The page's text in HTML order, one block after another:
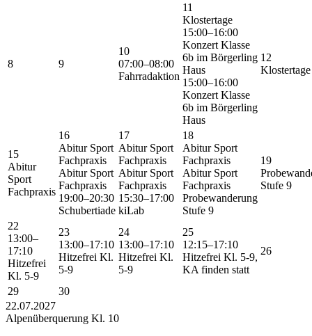
8 9
10
07:00–08:00
Fahrradaktion
11
Klostertage
15:00–16:00
Konzert Klasse
6b im Börgerling
Haus
15:00–16:00
Konzert Klasse
6b im Börgerling
Haus
12
Klostertage
15
Abitur
Sport
Fachpraxis
16
Abitur Sport
Fachpraxis
Abitur Sport
Fachpraxis
19:00–20:30
Schubertiade
17
Abitur Sport
Fachpraxis
Abitur Sport
Fachpraxis
15:30–17:00
kiLab
18
Abitur Sport
Fachpraxis
Abitur Sport
Fachpraxis
Probewanderung
Stufe 9
19
Stufe 9
22
13:00–
17:10
Hitzefrei
Kl. 5-9
23
13:00–17:10
Hitzefrei Kl.
5-9
24
13:00–17:10
Hitzefrei Kl.
5-9
25
12:15–17:10
Hitzefrei Kl. 5-9,
KA finden statt
26
29
30
22.07.2027
Alpenüberquerung Kl. 10